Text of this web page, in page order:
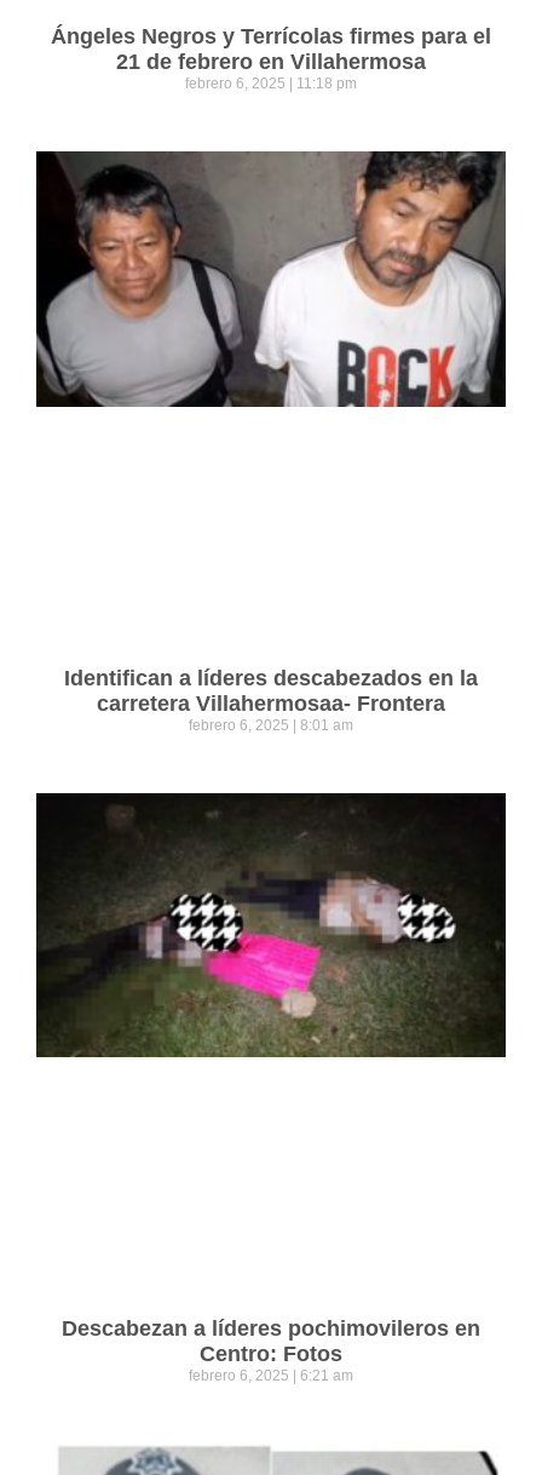
Ángeles Negros y Terrícolas firmes para el
21 de febrero en Villahermosa
febrero 6, 2025 11:18 pm
Identifican a líderes descabezados en la
carretera Villahermosaa- Frontera
febrero 6, 2025 8:01 am
Descabezan a líderes pochimovileros en
Centro: Fotos
febrero 6, 2025 6:21 am